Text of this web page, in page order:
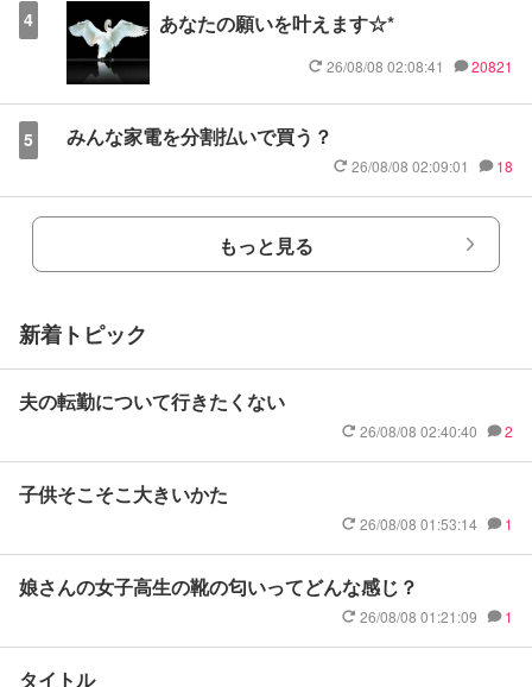
4 あなたの願いを叶えます☆*
26/08/08 02:08:41 20821
5 みんな家電を分割払いで買う？
26/08/08 02:09:01 18
もっと見る
新着トピック
夫の転勤について行きたくない
26/08/08 02:40:40 2
子供そこそこ大きいかた
26/08/08 01:53:14 1
娘さんの女子高生の靴の匂いってどんな感じ？
26/08/08 01:21:09 1
タイトル